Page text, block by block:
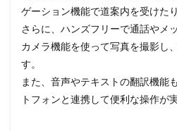
ゲーション機能で道案内を受けた
さらに、ハンズフリーで通話やメ
カメラ機能を使って写真を撮影し
す。
また、音声やテキストの翻訳機能
トフォンと連携して便利な操作が